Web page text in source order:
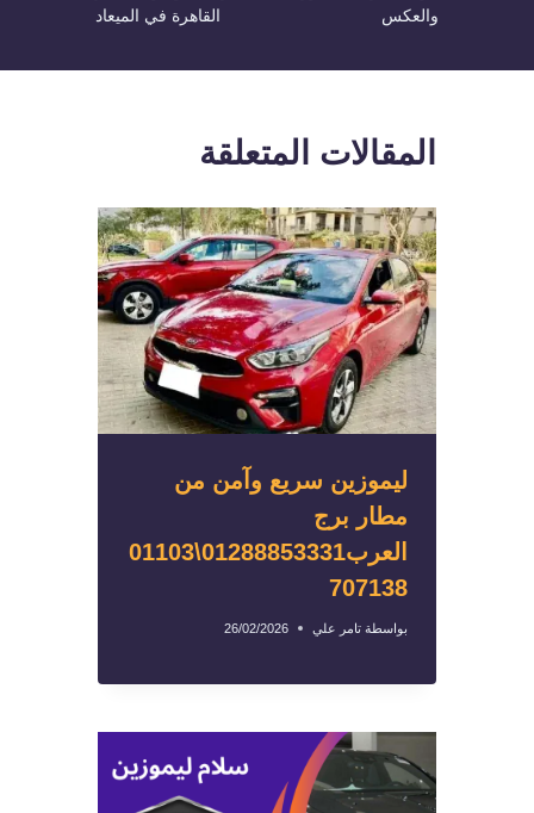
والعكس
القاهرة في الميعاد
المقالات المتعلقة
ليموزين سريع وآمن من
مطار برج
العرب01288853331\01103
707138
بواسطة تامر علي 26/02/2026